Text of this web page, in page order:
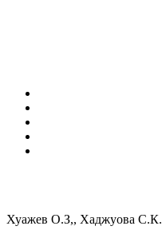
Хуажев О.З,, Хаджуова С.К.